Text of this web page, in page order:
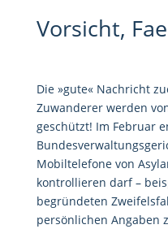
Vorsicht,
Die »gute« Nachricht
Zuwanderer werden
geschützt! Im Februar
Mobiltelefone von
kontrollieren darf –
begründeten
persönlichen Angaben